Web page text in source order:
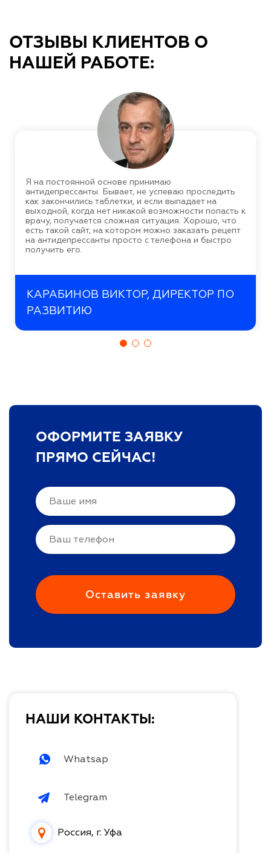
ОТЗЫВЫ КЛИЕНТОВ О
НАШЕЙ РАБОТЕ:
Я на постоянной основе принимаю
антидепрессанты. Бывает, не успеваю проследить
как закончились таблетки, и если выпадает на
выходной, когда нет никакой возможности попасть к
врачу, получается сложная ситуация. Хорошо, что
есть такой сайт, на котором можно заказать рецепт
на антидепрессанты просто с телефона и быстро
получить его.
КАРАБИНОВ ВИКТОР, ДИРЕКТОР ПО
РАЗВИТИЮ
ОФОРМИТЕ ЗАЯВКУ
ПРЯМО СЕЙЧАС!
НАШИ КОНТАКТЫ:
Whatsap
Telegram
Россия, г. Уфа